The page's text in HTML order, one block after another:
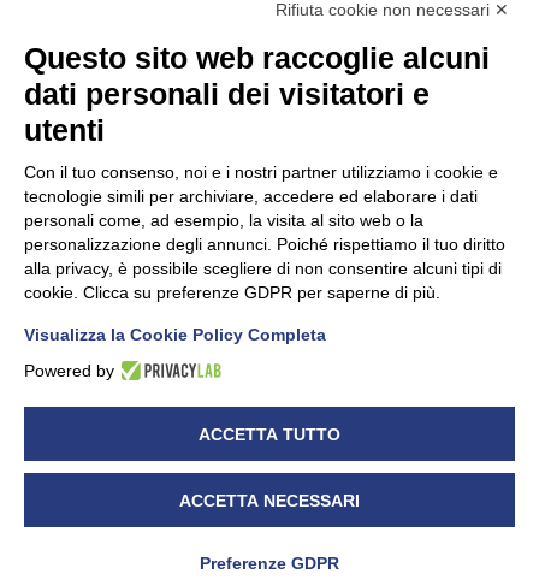
Unidata s.r.lcon unico socio
Largo dell’Artigianato, 1 - 23100 Sondrio
C.F. 00481790145 - N.REA SO-36426
PEC: unidata.sondrio@legalmail.it
Cap. soc. euro 100.000,00 i.v.
UNIDATA - Informativa privacy (per i clienti)
UNIDATA - Whistleblowing
Rifiuta cookie non necessari ✕
Questo sito web raccoglie alcuni
dati personali dei visitatori e
utenti
Con il tuo consenso, noi e i nostri partner utilizziamo i cookie e
tecnologie simili per archiviare, accedere ed elaborare i dati
personali come, ad esempio, la visita al sito web o la
personalizzazione degli annunci. Poiché rispettiamo il tuo diritto
alla privacy, è possibile scegliere di non consentire alcuni tipi di
cookie. Clicca su preferenze GDPR per saperne di più.
Visualizza la Cookie Policy Completa
Powered by
ACCETTA TUTTO
ACCETTA NECESSARI
Preferenze GDPR